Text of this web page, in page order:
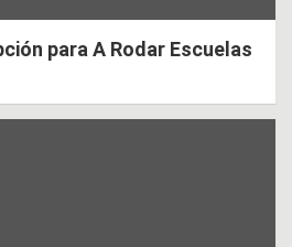
para A Rodar Escuelas